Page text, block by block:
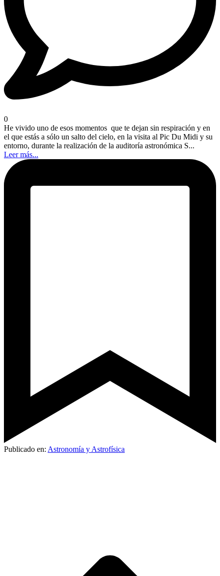
0
He vivido uno de esos momentos que te dejan sin respiración y en
el que estás a sólo un salto del cielo, en la visita al Pic Du Midi y su
entorno, durante la realización de la auditoría astronómica S...
Leer más...
Publicado en: Astronomía y Astrofísica